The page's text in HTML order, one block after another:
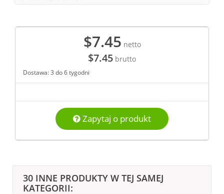
$7.45 netto
$7.45 brutto
Dostawa: 3 do 6 tygodni
Zapytaj o produkt
30 INNE PRODUKTY W TEJ SAMEJ
KATEGORII: